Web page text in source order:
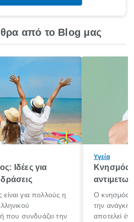
από το Blog μας
Ιδέες για
για πολλούς η
που συνδυάζει την
Υγεία
Κνησμός:
Ο κνησμός
την ανάγκη
αποτελεί